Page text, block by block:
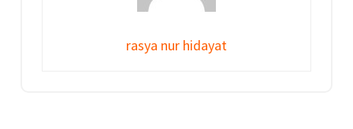
rasya nur hidayat